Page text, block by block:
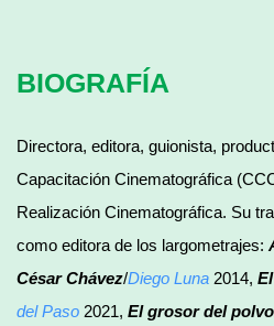
BIOGRAFÍA
Directora, editora, guionista,
Capacitación Cinematográfica
Realización Cinematográfica. Su
como editora de los largometrajes:
César Chávez/Diego Luna 2014,
del Paso 2021, El grosor del polvo